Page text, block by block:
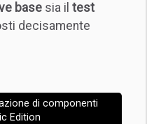
base sia il test
decisamente
di componenti
Edition